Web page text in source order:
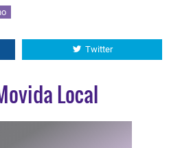
Twitter
Local